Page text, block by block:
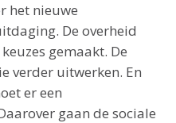
het nieuwe
De overheid
gemaakt. De
verder uitwerken. En
er een
gaan de sociale